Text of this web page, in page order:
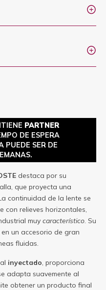
PARTNER
DE ESPERA
PUEDE SER DE
destaca por su
que proyecta una
continuidad de la lente se
con relieves horizontales,
muy característico. Su
un accesorio de gran
fluidas.
inyectado, proporciona
adapta suavemente al
obtener un producto final